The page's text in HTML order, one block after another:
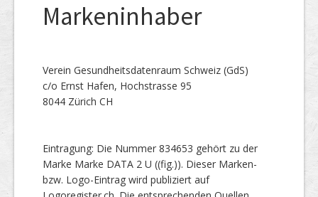
Markeninhaber
Verein Gesundheitsdatenraum Schweiz (GdS)
c/o Ernst Hafen, Hochstrasse 95
8044 Zürich CH
Eintragung: Die Nummer 834653 gehört zu der
Marke Marke DATA 2 U ((fig.)). Dieser Marken-
bzw. Logo-Eintrag wird publiziert auf